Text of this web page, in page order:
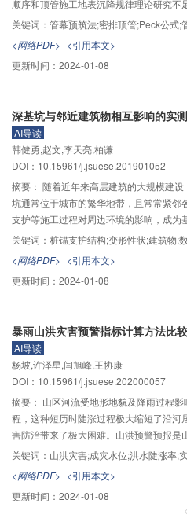
顺序和顶管施工地表沉降规律理论研究
单一顶管相差较大，传统的Peck公式预测
管的施工顺序及顶管施工地表变形规律
工方案进行试验，研究大直径密排顶管
的地表变形特征。结果表明：考虑管土拱
处的地表沉降最大值为6.09 mm，小于
工下排顶管形成保护；管幕预筑法密排顶
管，再施工管幕两侧及下排顶管。通过改
的地表沉降，改进的公式不仅将相邻顶管
还修改了Peck公式参数取值的具体办法。
的横向地表沉降曲线吻合良好。
关键词： 管幕预筑法;密排顶管;Peck公式;
<网络PDF> <引用本文>
更新时间： 2024-01-08
深基坑与邻近建筑物相互影响的实
AI导读
韩健勇,赵文,李天亮,柏谦
DOI：10.15961/j.jsuese.201901052
摘要： 随着近年来高层建筑的大规模建
坑通常位于城市的繁华地带，且常常紧邻
支护等施工过程对周边环境的影响，成
建筑物的桩锚支护结构深基坑为工程背景
变形、桩顶位移和建筑物沉降等变化规律
型，经模型计算结果与现场监测数据对
近建筑物基础位置和地基附加应力两个关
筑物本身的影响规律。研究表明：混凝
型）相对于莫尔库伦模型（MC模型）具
区域约围护结构后方2.5H
最大值位置分别位于距围护结构约0.6H
值位置与地表沉降最大值位置吻合，倾斜
弯点处；针对本文工程，当建筑物基础埋
距离在7.5～52.5 m范围内变化时，建筑
8.3 mm和0.00025；平均每增高一层建
mm和0.7×10
，基坑围护结构最大侧移
关键词： 桩锚支护结构;变形性状;建筑物;
<网络PDF> <引用本文>
更新时间： 2024-01-08
暴雨山洪灾害预警指标计算方法比
AI导读
杨坡,许泽星,闫旭峰,王协康
DOI：10.15961/j.jsuese.202000057
摘要： 山区河流受地形地貌及降雨过程
程，这种短历时陡涨过程极大缩短了沿
害防治带来了极大困难。山洪预警预报
部分，一般分为水位预警和雨量预警。由
位预警在国内应用较少，传统流量反推
果多出现漏警，不能满足防御山洪灾害
度及预警时长，提出了基于洪水上涨率判
关键词： 山洪灾害;成灾水位;洪水陡涨率;
<网络PDF> <引用本文>
更新时间： 2024-01-08